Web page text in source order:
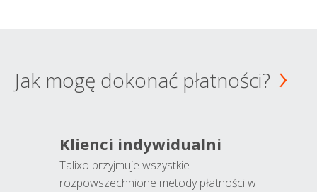
Jak mogę dokonać płatności?
Klienci indywidualni
Talixo przyjmuje wszystkie
rozpowszechnione metody płatności w